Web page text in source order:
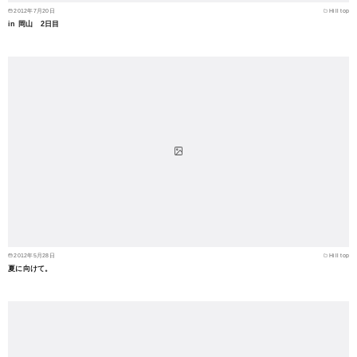
2012年7月20日 Hill top
in 岡山 2日目
2012年5月28日 Hill top
夏に向けて。